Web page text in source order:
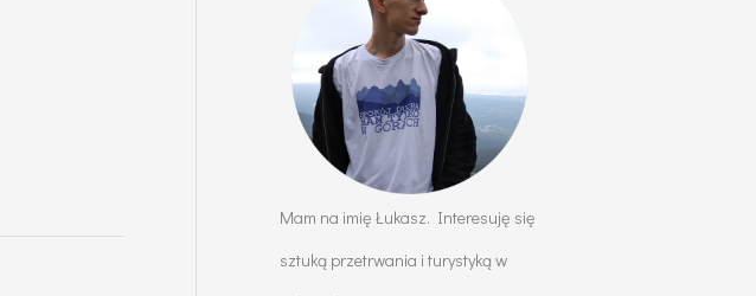
Mam na imię Łukasz. Interesuję się
sztuką przetrwania i turystyką w